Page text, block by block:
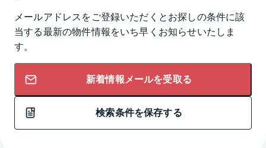
メールアドレスをご登録いただくとお探しの条件に該
当する最新の物件情報をいち早くお知らせいたしま
す。
新着情報メールを受取る
検索条件を保存する